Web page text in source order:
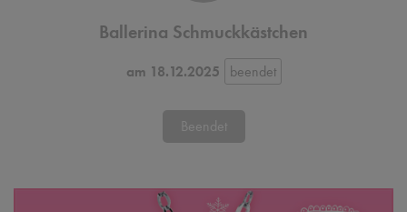
Ballerina Schmuckkästchen
am 18.12.2025
Beendet